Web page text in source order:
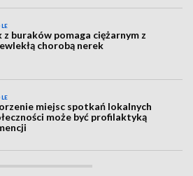
z buraków pomaga ciężarnym z
chorobą nerek
miejsc spotkań lokalnych
może być profilaktyką